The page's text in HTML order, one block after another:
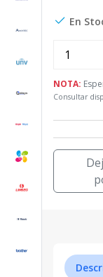
En
NOTA:
Consultar